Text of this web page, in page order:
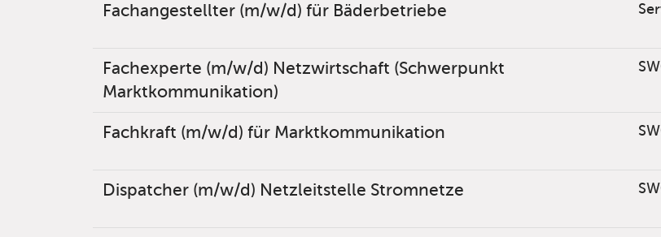
Fachangestellter (m/w/d) für Bäderbetriebe
Fachexperte (m/w/d) Netzwirtschaft (Schwerpunkt
Marktkommunikation)
Fachkraft (m/w/d) für Marktkommunikation
Dispatcher (m/w/d) Netzleitstelle Stromnetze